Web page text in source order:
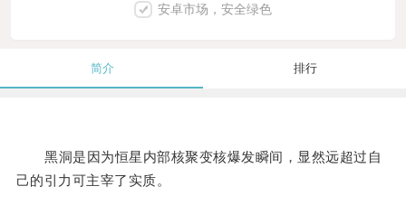
安卓市场，安全绿色
简介 排行
黑洞是因为恒星内部核聚变核爆发瞬间，显然远超过自
己的引力可主宰了实质。